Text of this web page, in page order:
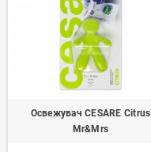
Освежувач CESARE Citrus
Mr&Mrs